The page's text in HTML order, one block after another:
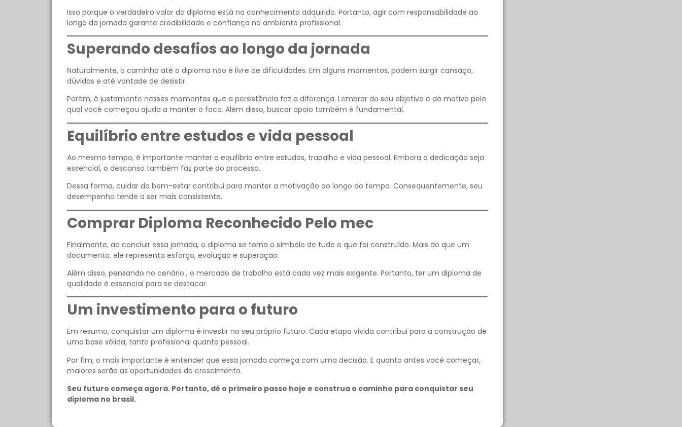
Isso porque o verdadeiro valor do diploma está no conhecimento adquirido. Portanto, agir com responsabilidade ao
longo da jornada garante credibilidade e confiança no ambiente profissional.
Superando desafios ao longo da jornada
Naturalmente, o caminho até o diploma não é livre de dificuldades. Em alguns momentos, podem surgir cansaço,
dúvidas e até vontade de desistir.
Porém, é justamente nesses momentos que a persistência faz a diferença. Lembrar do seu objetivo e do motivo pelo
qual você começou ajuda a manter o foco. Além disso, buscar apoio também é fundamental.
Equilíbrio entre estudos e vida pessoal
Ao mesmo tempo, é importante manter o equilíbrio entre estudos, trabalho e vida pessoal. Embora a dedicação seja
essencial, o descanso também faz parte do processo.
Dessa forma, cuidar do bem-estar contribui para manter a motivação ao longo do tempo. Consequentemente, seu
desempenho tende a ser mais consistente.
Comprar Diploma Reconhecido Pelo mec
Finalmente, ao concluir essa jornada, o diploma se torna o símbolo de tudo o que foi construído. Mais do que um
documento, ele representa esforço, evolução e superação.
Além disso, pensando no cenário , o mercado de trabalho está cada vez mais exigente. Portanto, ter um diploma de
qualidade é essencial para se destacar.
Um investimento para o futuro
Em resumo, conquistar um diploma é investir no seu próprio futuro. Cada etapa vivida contribui para a construção de
uma base sólida, tanto profissional quanto pessoal.
Por fim, o mais importante é entender que essa jornada começa com uma decisão. E quanto antes você começar,
maiores serão as oportunidades de crescimento.
Seu futuro começa agora. Portanto, dê o primeiro passo hoje e construa o caminho para conquistar seu
diploma no brasil.